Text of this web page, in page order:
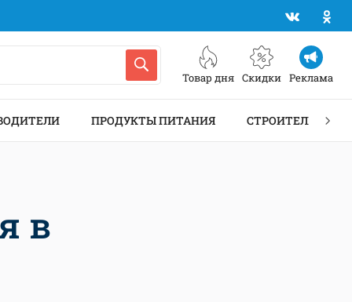
Товар дня Скидки Реклама
ПРОДУКТЫ ПИТАНИЯ СТРОИТЕЛЬСТВО
в